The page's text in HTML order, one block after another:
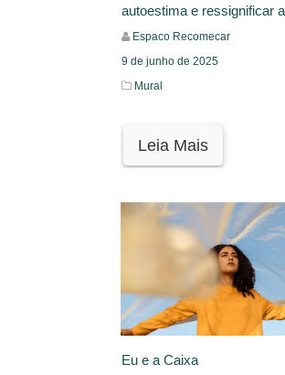
autoestima e ressignificar
Espaco Recomecar
9 de junho de 2025
Mural
Leia Mais
Eu e a Caixa